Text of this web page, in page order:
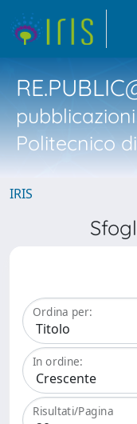
Politecnico
IRIS
Ordina per:
In ordine:
Risultati/Pagina